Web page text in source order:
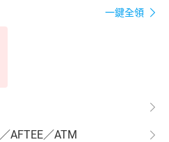
一鍵全領
AFTEE／ATM